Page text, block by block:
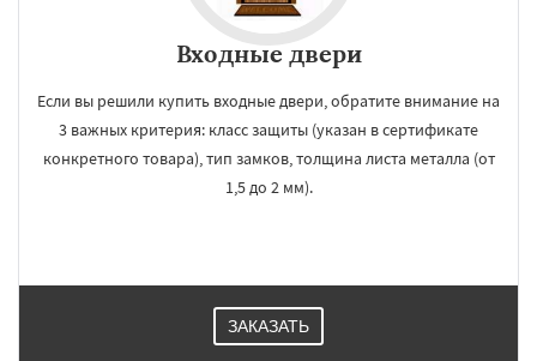
Входные двери
Если вы решили купить входные двери, обратите внимание на
3 важных критерия: класс защиты (указан в сертификате
конкретного товара), тип замков, толщина листа металла (от
1,5 до 2 мм).
ЗАКАЗАТЬ